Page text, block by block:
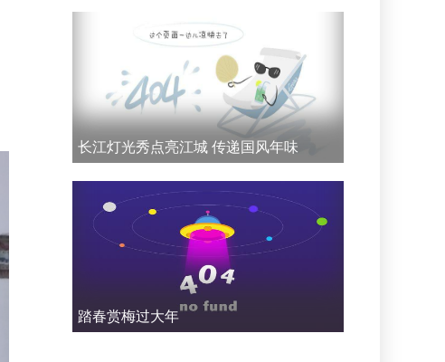
长江灯光秀点亮江城 传递国风年味
踏春赏梅过大年